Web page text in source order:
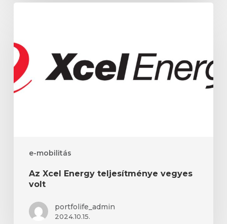
e-mobilitás
teljesítménye
vegyes
volt
Az Xcel Energy teljesítménye vegyes
volt
portfolife_admin
2024.10.15.